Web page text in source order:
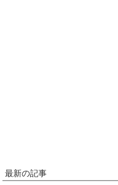
最新の記事